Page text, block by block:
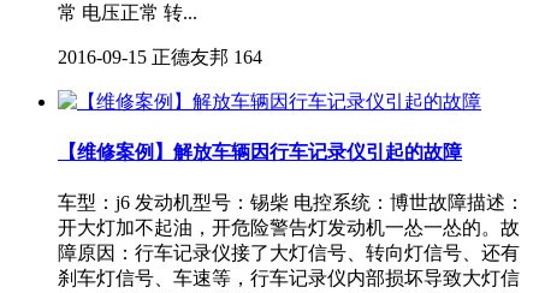
常 电压正常 转...
2016-09-15 正德友邦 164
【维修案例】解放车辆因行车记录仪引起的故障
车型：j6 发动机型号：锡柴 电控系统：博世故障描述：
开大灯加不起油，开危险警告灯发动机一怂一怂的。故
障原因：行车记录仪接了大灯信号、转向灯信号、还有
刹车灯信号、车速等，行车记录仪内部损坏导致大灯信